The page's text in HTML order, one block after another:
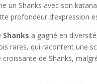
un Shanks avec son
profondeur
a gagné en
rares, qui racontent une
croissante de Shanks,